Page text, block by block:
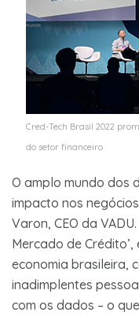
Cred-Tech Brasil 2022
do setor financeiro
O amplo mundo dos
impacto nos
Varon, CEO da
Mercado de
economia brasileira,
inadimplentes
com os dados – o